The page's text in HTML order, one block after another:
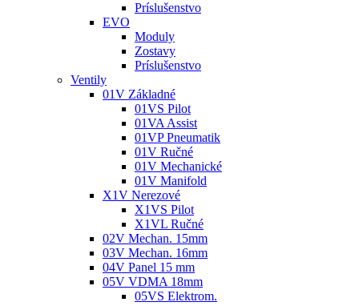
Príslušenstvo
EVO
Moduly
Zostavy
Príslušenstvo
Ventily
01V Základné
01VS Pilot
01VA Assist
01VP Pneumatik
01V Ručné
01V Mechanické
01V Manifold
X1V Nerezové
X1VS Pilot
X1VL Ručné
02V Mechan. 15mm
03V Mechan. 16mm
04V Panel 15 mm
05V VDMA 18mm
05VS Elektrom.